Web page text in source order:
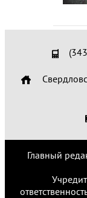
Главный